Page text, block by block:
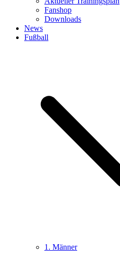
Fanshop
Downloads
News
Fußball
1. Männer